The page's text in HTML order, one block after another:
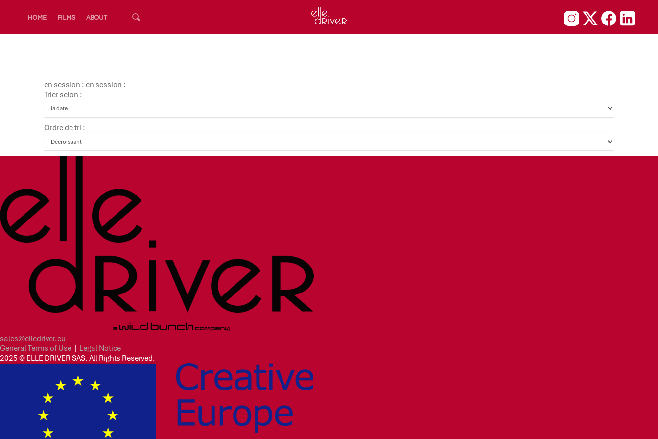
HOME FILMS ABOUT
en session : en session :
Trier selon :
Ordre de tri :
sales@elledriver.eu
General Terms of Use | Legal Notice
2025 © ELLE DRIVER SAS. All Rights Reserved.